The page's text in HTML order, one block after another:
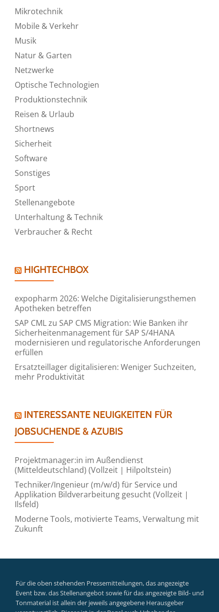
Mikrotechnik
Mobile & Verkehr
Musik
Natur & Garten
Netzwerke
Optische Technologien
Produktionstechnik
Reisen & Urlaub
Shortnews
Sicherheit
Software
Sonstiges
Sport
Stellenangebote
Unterhaltung & Technik
Verbraucher & Recht
HIGHTECHBOX
expopharm 2026: Welche Digitalisierungsthemen
Apotheken betreffen
SAP CML zu SAP CMS Migration: Wie Banken ihr
Sicherheitenmanagement für SAP S/4HANA
modernisieren und regulatorische Anforderungen
erfüllen
Ersatzteillager digitalisieren: Weniger Suchzeiten,
mehr Produktivität
INTERESSANTE NEUIGKEITEN FÜR
JOBSUCHENDE & AZUBIS
Projektmanager:in im Außendienst
(Mitteldeutschland) (Vollzeit | Hilpoltstein)
Techniker/Ingenieur (m/w/d) für Service und
Applikation Bildverarbeitung gesucht (Vollzeit |
Ilsfeld)
Moderne Tools, motivierte Teams, Verwaltung mit
Zukunft
Für die oben stehenden Pressemitteilungen, das angezeigte
Event bzw. das Stellenangebot sowie für das angezeigte Bild- und
Tonmaterial ist allein der jeweils angegebene Herausgeber